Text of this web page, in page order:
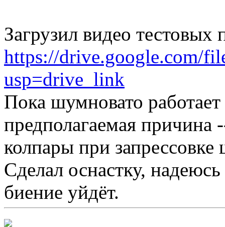
Загрузил видео тестовых
https://drive.google.com/
usp=drive_link
Пока шумновато
предполагаемая причина
колпары при запрессовке
Сделал оснастку,
биение уйдёт.